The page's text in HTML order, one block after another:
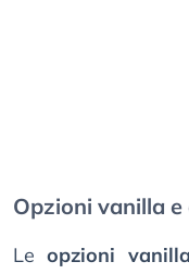
Opzioni vanilla e
Leopzioni vanilla